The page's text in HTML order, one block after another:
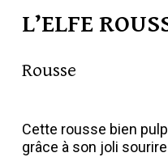
L’ELFE
Rousse
Cette rousse bien
grâce à son joli